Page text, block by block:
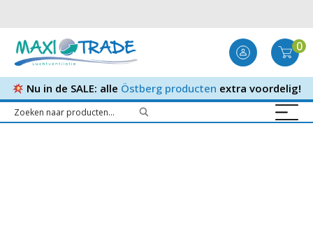
0
Nu in de SALE: alle Östberg producten extra voordelig!